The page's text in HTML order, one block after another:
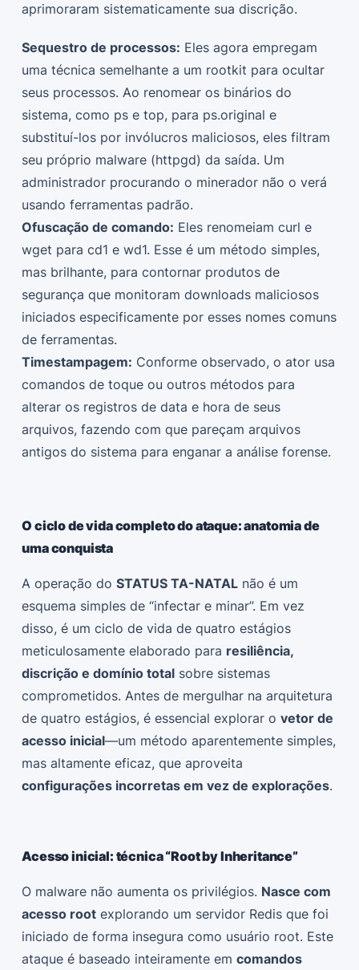
aprimoraram sistematicamente sua discrição.
Sequestro de processos: Eles agora empregam
uma técnica semelhante a um rootkit para ocultar
seus processos. Ao renomear os binários do
sistema, como ps e top, para ps.original e
substituí-los por invólucros maliciosos, eles filtram
seu próprio malware (httpgd) da saída. Um
administrador procurando o minerador não o verá
usando ferramentas padrão.
Ofuscação de comando: Eles renomeiam curl e
wget para cd1 e wd1. Esse é um método simples,
mas brilhante, para contornar produtos de
segurança que monitoram downloads maliciosos
iniciados especificamente por esses nomes comuns
de ferramentas.
Timestampagem: Conforme observado, o ator usa
comandos de toque ou outros métodos para
alterar os registros de data e hora de seus
arquivos, fazendo com que pareçam arquivos
antigos do sistema para enganar a análise forense.
O ciclo de vida completo do ataque: anatomia de
uma conquista
A operação doSTATUS TA-NATAL não é um
esquema simples de “infectar e minar”. Em vez
disso, é um ciclo de vida de quatro estágios
meticulosamente elaborado para resiliência,
discrição e domínio total sobre sistemas
comprometidos. Antes de mergulhar na arquitetura
de quatro estágios, é essencial explorar ovetor de
acesso inicial—um método aparentemente simples,
mas altamente eficaz, que aproveita
configurações incorretas em vez de explorações.
Acesso inicial: técnica “Root by Inheritance”
O malware não aumenta os privilégios. Nasce com
acesso root explorando um servidor Redis que foi
iniciado de forma insegura como usuário root. Este
ataque é baseado inteiramente emcomandos